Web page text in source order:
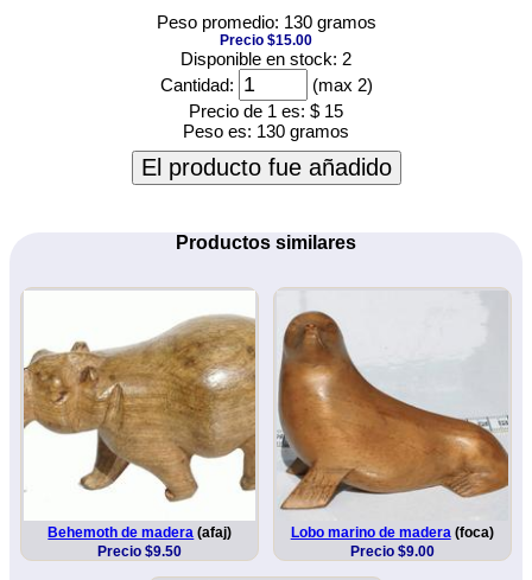
Peso promedio: 130 gramos
Precio $15.00
Disponible en stock: 2
Cantidad:
(max 2)
Precio de 1 es: $ 15
Peso es: 130 gramos
El producto fue añadido
Productos similares
Behemoth de madera (afaj)
Precio $9.50
Lobo marino de madera(foca)
Precio $9.00